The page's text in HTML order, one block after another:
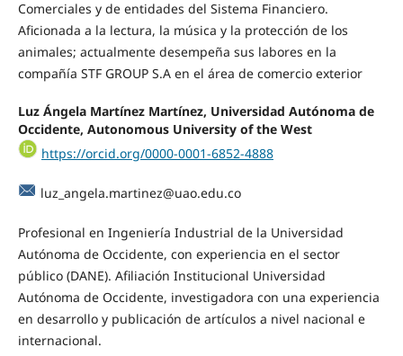
Comerciales y de entidades del Sistema Financiero.
Aficionada a la lectura, la música y la protección de los
animales; actualmente desempeña sus labores en la
compañía STF GROUP S.A en el área de comercio exterior
Luz Ángela Martínez Martínez, Universidad Autónoma de
Occidente, Autonomous University of the West
https://orcid.org/0000-0001-6852-4888
luz_angela.martinez@uao.edu.co
Profesional en Ingeniería Industrial de la Universidad
Autónoma de Occidente, con experiencia en el sector
público (DANE). Afiliación Institucional Universidad
Autónoma de Occidente, investigadora con una experiencia
en desarrollo y publicación de artículos a nivel nacional e
internacional.